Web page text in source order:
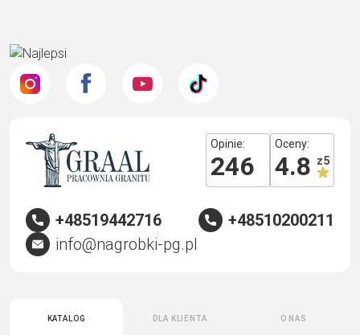
Katalog Dla klienta O nas
Opinie:
246
Oceny:
4.8 z 5
+48519442716
+48510200211
info@nagrobki-pg.pl